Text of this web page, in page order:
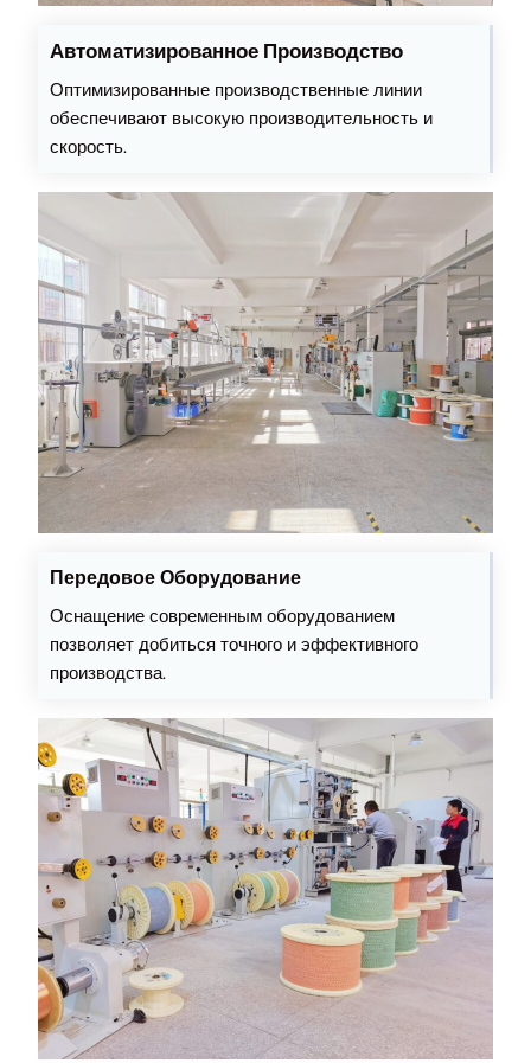
Автоматизированное Производство
Оптимизированные производственные линии
обеспечивают высокую производительность и
скорость.
Передовое Оборудование
Оснащение современным оборудованием
позволяет добиться точного и эффективного
производства.